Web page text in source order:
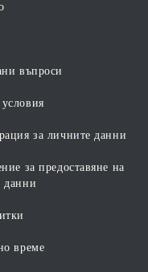
въпроси
за личните данни
за предоставяне на
данни
време